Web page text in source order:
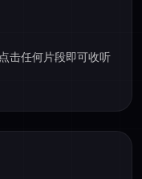
击任何片段即可收听